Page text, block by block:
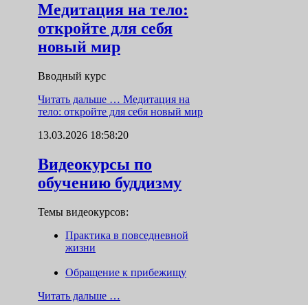
Медитация на тело:
откройте для себя
новый мир
Вводный курс
Читать дальше … Медитация на
тело: откройте для себя новый мир
13.03.2026 18:58:20
Видеокурсы по
обучению буддизму
Темы видеокурсов:
Практика в повседневной
жизни
Обращение к прибежищу
Читать дальше …